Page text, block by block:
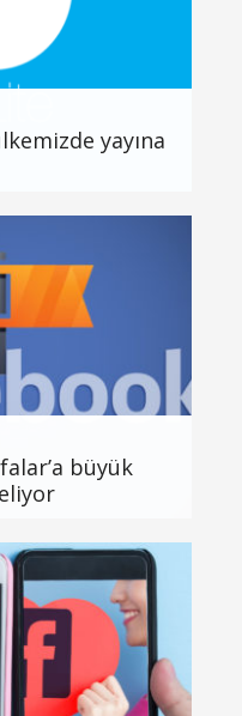
yayına
büyük